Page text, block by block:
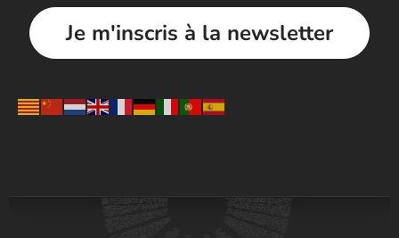
Je m'inscris à la newsletter